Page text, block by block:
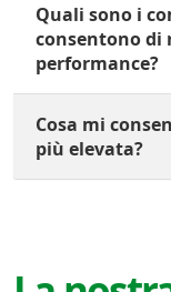
Quali sono i
consentono di
performance?
Cosa mi
più elevata?